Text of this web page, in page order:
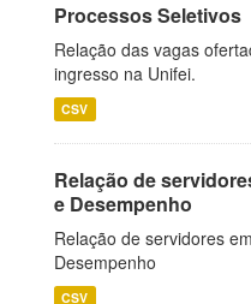
Processos Seletivos
Relação das vagas
ingresso na Unifei.
CSV
Relação de
e Desempenho
Relação de servidores
Desempenho
CSV